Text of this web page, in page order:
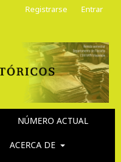
NÚMERO ACTUAL
ACERCA DE
Registrarse Entrar